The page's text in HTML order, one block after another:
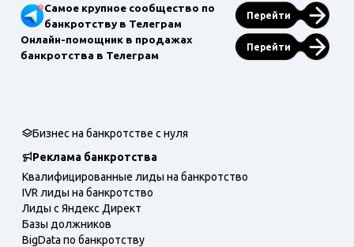
Самое крупное сообщество по
банкротству в Телеграм
Перейти
Онлайн-помощник в продажах
банкротства в Телеграм
Перейти
Бизнес на банкротстве с нуля
Реклама банкротства
Квалифицированные лиды на банкротство
IVR лиды на банкротство
Лиды с Яндекс Директ
Базы должников
BigData по банкротству